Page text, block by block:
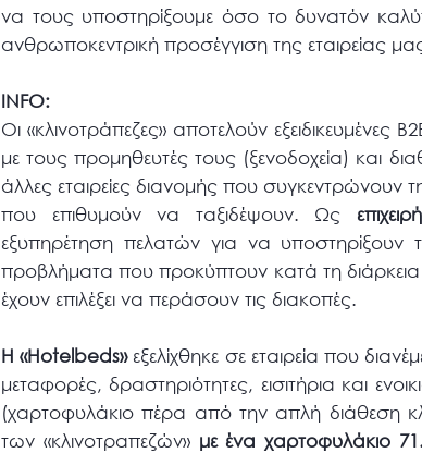
να τους υποστηρίξουμε όσο το δυνατόν
ανθρωποκεντρική προσέγγιση της εταιρείας
INFO:
Οι «κλινοτράπεζες» αποτελούν
με τους προμηθευτές τους (ξενοδοχεία) και
άλλες εταιρείες διανομής που συγκεντρώνουν
που επιθυμούν να ταξιδέψουν. Ως
εξυπηρέτηση πελατών για να
προβλήματα που προκύπτουν κατά τη
έχουν επιλέξει να περάσουν τις διακοπές.
H «Hotelbeds»εξελίχθηκε σε εταιρεία που
μεταφορές, δραστηριότητες, εισιτήρια και
(χαρτοφυλάκιο πέρα από την απλή διάθεση
των «κλινοτραπεζών» με ένα χαρτοφυλάκιο